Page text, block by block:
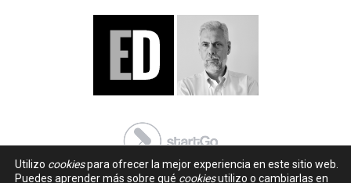
Utilizo cookiespara ofrecer la mejor experiencia en este sitio web.
Puedes aprender más sobre qué cookiesutilizo o cambiarlas en